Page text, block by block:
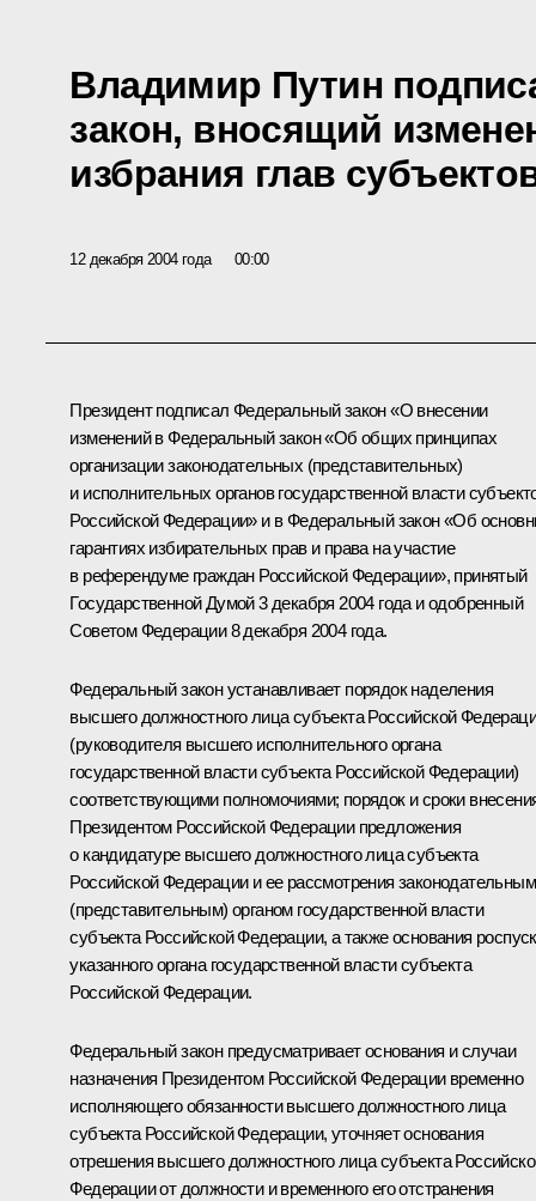
Владимир Путин
закон, вносящий
избрания глав
12 декабря 2004 года 00:00
Президент подписал Федеральный закон «О внесении
изменений в Федеральный закон «Об общих принципах
организации законодательных (представительных)
и исполнительных органов государственной власти
Российской Федерации» и в Федеральный закон «Об
гарантиях избирательных прав и права на участие
в референдуме граждан Российской Федерации», принятый
Государственной Думой 3 декабря 2004 года и одобренный
Советом Федерации 8 декабря 2004 года.
Федеральный закон устанавливает порядок наделения
высшего должностного лица субъекта Российской
(руководителя высшего исполнительного органа
государственной власти субъекта Российской Федерации)
соответствующими полномочиями; порядок и сроки
Президентом Российской Федерации предложения
о кандидатуре высшего должностного лица субъекта
Российской Федерации и ее рассмотрения законодательным
(представительным) органом государственной власти
субъекта Российской Федерации, а также основания
указанного органа государственной власти субъекта
Российской Федерации.
Федеральный закон предусматривает основания и случаи
назначения Президентом Российской Федерации временно
исполняющего обязанности высшего должностного лица
субъекта Российской Федерации, уточняет основания
отрешения высшего должностного лица субъекта
Федерации от должности и временного его отстранения